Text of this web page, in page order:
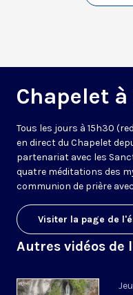
Chapelet
Tous les jours à 15h30
en direct du Chapelet
partenariat avec les
quatre méditations des
communion de prière
Visiter la page de
Autres vidéos de